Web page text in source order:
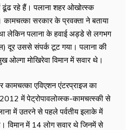
ढूंढ रहे हैं। पलाना शहर ओखोत्स्क
सरकार के प्रवक्ता ने बताया
था लेकिन पलाना के हवाई अड्डे से लगभग
दूर उससे संपर्क टूट गया। पलाना की
ओल्गा मोखिरेवा विमान में सवार थे।
एविएशन एंटरप्राइज का
में पेट्रोपावलोव्स्क-कामचत्स्की से
में उतरने से पहले पर्वतीय इलाके में
विमान में 14 लोग सवार थे जिनमें से